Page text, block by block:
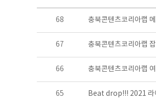
콘텐츠이슈 목록 - 번호, 제목, 작성자, 파일, 조회수, 작성일 정보 제공
68 충북콘텐츠코리아랩
67 충북콘텐츠코리아랩
66 충북콘텐츠코리아랩
65 Beat drop!!! 2021 라